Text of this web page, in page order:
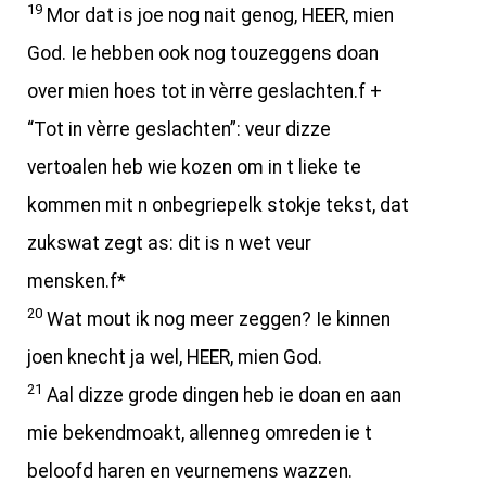
19 Mor dat is joe nog nait genog, HEER, mien
God. Ie hebben ook nog touzeggens doan
over mien hoes tot in vèrre geslachten.f +
“Tot in vèrre geslachten”: veur dizze
vertoalen heb wie kozen om in t lieke te
kommen mit n onbegriepelk stokje tekst, dat
zukswat zegt as: dit is n wet veur
mensken.f*
20 Wat mout ik nog meer zeggen? Ie kinnen
joen knecht ja wel, HEER, mien God.
21 Aal dizze grode dingen heb ie doan en aan
mie bekendmoakt, allenneg omreden ie t
beloofd haren en veurnemens wazzen.